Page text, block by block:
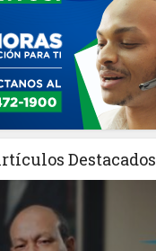
Destacados